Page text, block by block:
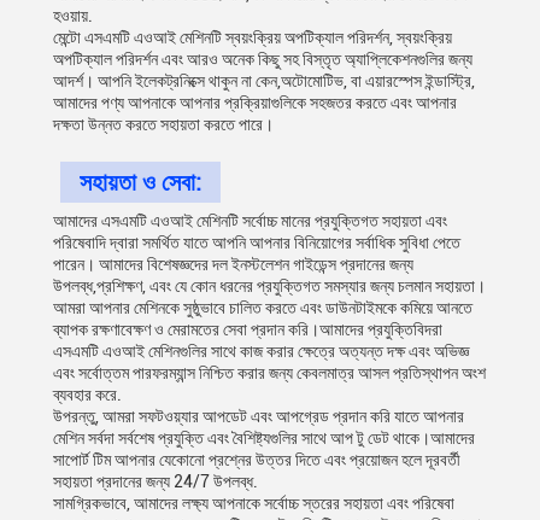
হওয়ায়.
মেন্টো এসএমটি এওআই মেশিনটি স্বয়ংক্রিয় অপটিক্যাল পরিদর্শন, স্বয়ংক্রিয়
অপটিক্যাল পরিদর্শন এবং আরও অনেক কিছু সহ বিস্তৃত অ্যাপ্লিকেশনগুলির জন্য
আদর্শ। আপনি ইলেকট্রনিক্সে থাকুন না কেন,অটোমোটিভ, বা এয়ারস্পেস ইন্ডাস্ট্রি,
আমাদের পণ্য আপনাকে আপনার প্রক্রিয়াগুলিকে সহজতর করতে এবং আপনার
দক্ষতা উন্নত করতে সহায়তা করতে পারে।
সহায়তা ও সেবা:
আমাদের এসএমটি এওআই মেশিনটি সর্বোচ্চ মানের প্রযুক্তিগত সহায়তা এবং
পরিষেবাদি দ্বারা সমর্থিত যাতে আপনি আপনার বিনিয়োগের সর্বাধিক সুবিধা পেতে
পারেন। আমাদের বিশেষজ্ঞদের দল ইনস্টলেশন গাইডেন্স প্রদানের জন্য
উপলব্ধ,প্রশিক্ষণ, এবং যে কোন ধরনের প্রযুক্তিগত সমস্যার জন্য চলমান সহায়তা।
আমরা আপনার মেশিনকে সুষ্ঠুভাবে চালিত করতে এবং ডাউনটাইমকে কমিয়ে আনতে
ব্যাপক রক্ষণাবেক্ষণ ও মেরামতের সেবা প্রদান করি।আমাদের প্রযুক্তিবিদরা
এসএমটি এওআই মেশিনগুলির সাথে কাজ করার ক্ষেত্রে অত্যন্ত দক্ষ এবং অভিজ্ঞ
এবং সর্বোত্তম পারফরম্যান্স নিশ্চিত করার জন্য কেবলমাত্র আসল প্রতিস্থাপন অংশ
ব্যবহার করে.
উপরন্তু, আমরা সফটওয়্যার আপডেট এবং আপগ্রেড প্রদান করি যাতে আপনার
মেশিন সর্বদা সর্বশেষ প্রযুক্তি এবং বৈশিষ্ট্যগুলির সাথে আপ টু ডেট থাকে।আমাদের
সাপোর্ট টিম আপনার যেকোনো প্রশ্নের উত্তর দিতে এবং প্রয়োজন হলে দূরবর্তী
সহায়তা প্রদানের জন্য 24/7 উপলব্ধ.
সামগ্রিকভাবে, আমাদের লক্ষ্য আপনাকে সর্বোচ্চ স্তরের সহায়তা এবং পরিষেবা